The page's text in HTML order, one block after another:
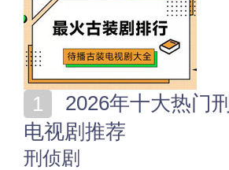
电视剧推荐
刑侦剧